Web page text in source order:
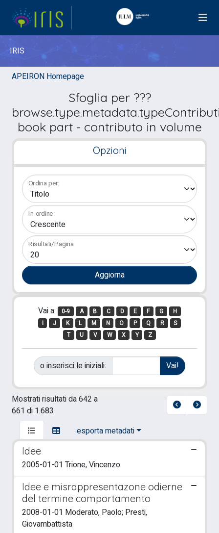
IRIS
APEIRON Homepage
Sfoglia per ???
book part - contributo in volume
Opzioni
Ordina per:
In ordine:
Risultati/Pagina
Vai a: 0-9 A B C D E F G
H
I
J K L M N O P Q R
S
T
U V W X Y Z
o inserisci le iniziali:
Mostrati risultati da 642 a
661 di 1.683
esporta metadati
Idee
2005-01-01 Trione, Vincenzo
Idee e misrappresentazone odierne
del termine comportamento
2008-01-01 Moderato, Paolo; Presti,
Giovambattista